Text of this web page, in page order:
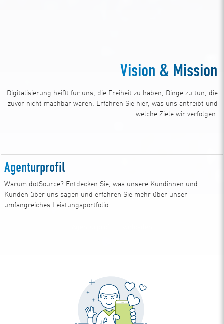
Vision & Mission
Digitalisierung heißt für uns, die Freiheit zu haben, Dinge zu tun, die
zuvor nicht machbar waren. Erfahren Sie hier, was uns antreibt und
welche Ziele wir verfolgen.
Agenturprofil
Warum dotSource? Entdecken Sie, was unsere Kundinnen und
Kunden über uns sagen und erfahren Sie mehr über unser
umfangreiches Leistungsportfolio.